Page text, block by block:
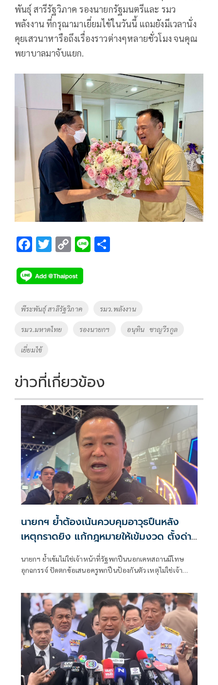
พันธุ์ สารีรัฐวิภาค รองนายกรัฐมนตรีและ รมว
พลังงาน ที่กรุณามาเยี่ยมไข้ในวันนี้ แถมยังมีเวลานั่ง
คุยเสวนาหารือถึงเรื่องราวต่างๆหลายชั่วโมง จนคุณ
พยาบาลมาจับแยก.
F
e
b
o
k
T
tt
er
C
p
y
Li
Li
Tags
พีระพันธุ์ สาลีรัฐวิภาค รมว.พลังงาน
รมว.มหาดไทย รองนายกฯ อนุทิน ชาญวีรกูล
เยี่ยมไข้
ข่าวที่เกี่ยวข้อง
นายกฯ ย้ำต้องเน้นควบคุมอาวุธปืนหลัง
เหตุกราดยิง แก้กฎหมายให้เข้มงวด ตั้งด่าน
ตรวจเพิ่ม
นายกฯ ย้ำเข้มไม่ใช่เจ้าหน้าที่รัฐพกปืนนอกเคหสถานมีโทษ
อุกฉกรรจ์ ปัดตกข้อเสนอครูพกปืนป้องกันตัว เหตุไม่ใช่เจ้า
ส่วนปืนเถื่อนต้องยึดหมด ยันดูแลผู้บาดเจ็บเต็มที่ รับมีเคสแดง
1-2 ราย